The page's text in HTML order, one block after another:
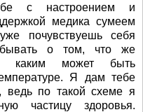
с настроением и
медика сумеем
почувствуешь себя
о том, что же
каким может быть
Я дам тебе
по такой схеме я
частицу здоровья.